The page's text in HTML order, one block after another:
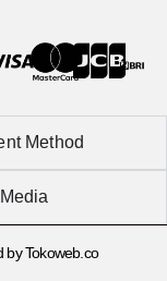
Method
by Tokoweb.co